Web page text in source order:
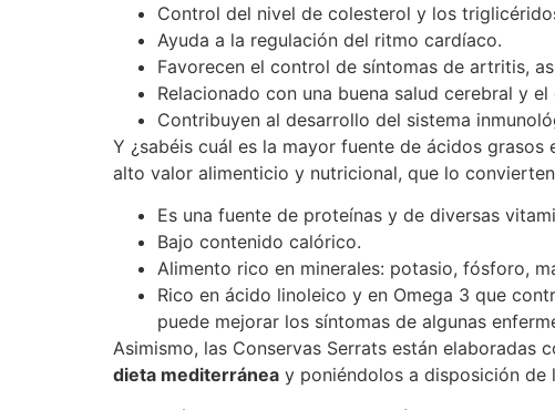
Control del nivel de colesterol y los
Ayuda a la regulación del ritmo cardíaco.
Favorecen el control de síntomas de artritis,
Relacionado con una buena salud cerebral y
Contribuyen al desarrollo del sistema
Y ¿sabéis cuál es la mayor fuente de ácidos grasos
alto valor alimenticio y nutricional, que lo
Es una fuente de proteínas y de diversas
Bajo contenido calórico.
Alimento rico en minerales: potasio, fósforo,
Rico en ácido linoleico y en Omega 3 que
puede mejorar los síntomas de algunas
Asimismo, las Conservas Serrats están elaboradas
dieta mediterránea y poniéndolos a disposición de